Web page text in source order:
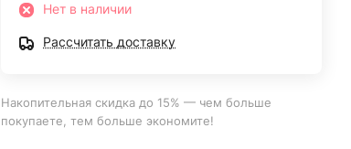
Нет в наличии
Рассчитать доставку
Накопительная скидка до 15% — чем больше
покупаете, тем больше экономите!